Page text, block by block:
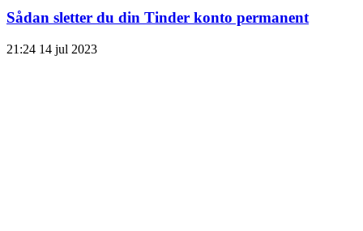
Sådan sletter du din Tinder konto permanent
21:24 14 jul 2023